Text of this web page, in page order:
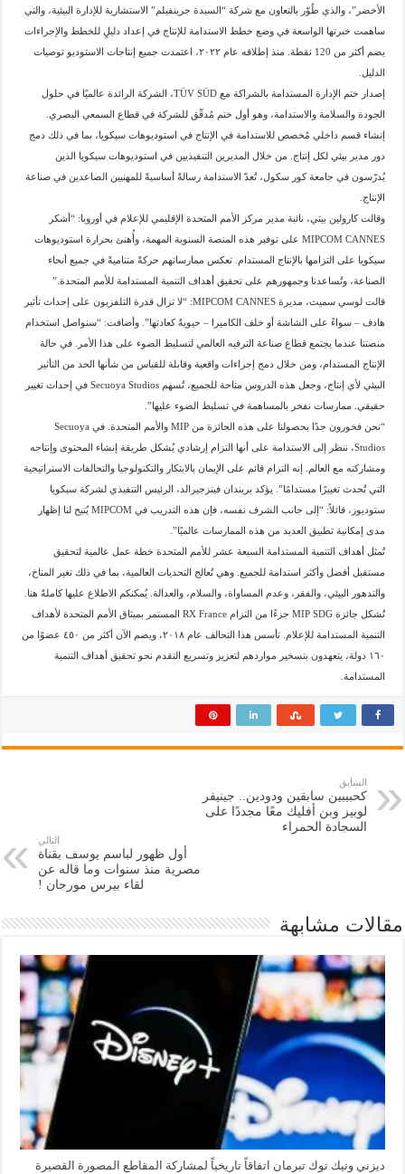
الأخضر”، والذي طُوّر بالتعاون مع شركة “السيدة جرينفيلم” الاستشارية للإدارة البيئية، والتي
ساهمت خبرتها الواسعة في وضع خطط الاستدامة للإنتاج في إعداد دليلٍ للخطط والإجراءات
يضم أكثر من 120 نقطة. منذ إطلاقه عام ٢٠٢٢، اعتمدت جميع إنتاجات الاستوديو توصيات
الدليل.
إصدار ختم الإدارة المستدامة بالشراكة مع TÜV SÜD، الشركة الرائدة عالميًا في حلول
الجودة والسلامة والاستدامة، وهو أول ختم مُدقّق للشركة في قطاع السمعي البصري.
إنشاء قسم داخلي مُخصص للاستدامة في الإنتاج في استوديوهات سيكويا، بما في ذلك دمج
دور مدير بيئي لكل إنتاج. من خلال المديرين التنفيذيين في استوديوهات سيكويا الذين
يُدرّسون في جامعة كور سكول، تُعدّ الاستدامة رسالةً أساسيةً للمهنيين الصاعدين في صناعة
الإنتاج.
وقالت كارولين بيتي، نائبة مدير مركز الأمم المتحدة الإقليمي للإعلام في أوروبا: “أشكر
MIPCOM CANNES على توفير هذه المنصة السنوية المهمة، وأُهنئ بحرارة استوديوهات
سيكويا على التزامها بالإنتاج المستدام. تعكس ممارساتهم حركةً متناميةً في جميع أنحاء
الصناعة، وتُساعدنا وجمهورهم على تحقيق أهداف التنمية المستدامة للأمم المتحدة.”
قالت لوسي سميث، مديرة MIPCOM CANNES: “لا تزال قدرة التلفزيون على إحداث تأثير
هادف – سواءً على الشاشة أو خلف الكاميرا – حيويةً كعادتها”. وأضافت: “سنواصل استخدام
منصتنا عندما يجتمع قطاع صناعة الترفيه العالمي لتسليط الضوء على هذا الأمر. في حالة
الإنتاج المستدام، ومن خلال دمج إجراءات واقعية وقابلة للقياس من شأنها الحد من التأثير
البيئي لأي إنتاج، وجعل هذه الدروس متاحة للجميع، تُسهم Secuoya Studios في إحداث تغيير
حقيقي. ممارسات نفخر بالمساهمة في تسليط الضوء عليها”.
“نحن فخورون جدًا بحصولنا على هذه الجائزة من MIP والأمم المتحدة. في Secuoya
Studios، ننظر إلى الاستدامة على أنها التزام إرشادي يُشكل طريقة إنشاء المحتوى وإنتاجه
ومشاركته مع العالم. إنه التزام قائم على الإيمان بالابتكار والتكنولوجيا والتحالفات الاستراتيجية
التي تُحدث تغييرًا مستدامًا”. يؤكد بريندان فيتزجيرالد، الرئيس التنفيذي لشركة سيكويا
ستوديوز، قائلاً: “إلى جانب الشرف نفسه، فإن هذه التدريب في MIPCOM يُتيح لنا إظهار
مدى إمكانية تطبيق العديد من هذه الممارسات عالميًا”.
تُمثل أهداف التنمية المستدامة السبعة عشر للأمم المتحدة خطة عمل عالمية لتحقيق
مستقبل أفضل وأكثر استدامة للجميع. وهي تُعالج التحديات العالمية، بما في ذلك تغير المناخ،
والتدهور البيئي، والفقر، وعدم المساواة، والسلام، والعدالة. يُمكنكم الاطلاع عليها كاملةً هنا.
تُشكل جائزة MIP SDG جزءًا من التزام RX France المستمر بميثاق الأمم المتحدة لأهداف
التنمية المستدامة للإعلام. تأسس هذا التحالف عام ٢٠١٨، ويضم الآن أكثر من ٤٥٠ عضوًا من
١٦٠ دولة، يتعهدون بتسخير مواردهم لتعزيز وتسريع التقدم نحو تحقيق أهداف التنمية
المستدامة.
السابق
كحبيبين سابقين ودودين.. جينيفر
لوبيز وبن أفليك معًا مجددًا على
السجادة الحمراء
التالي
أول ظهور لباسم يوسف بقناة
مصرية منذ سنوات وما قاله عن
لقاء بيرس مورجان !
مقالات مشابهة
ديزني وتيك توك تبرمان اتفاقاً تاريخياً لمشاركة المقاطع المصورة القصيرة